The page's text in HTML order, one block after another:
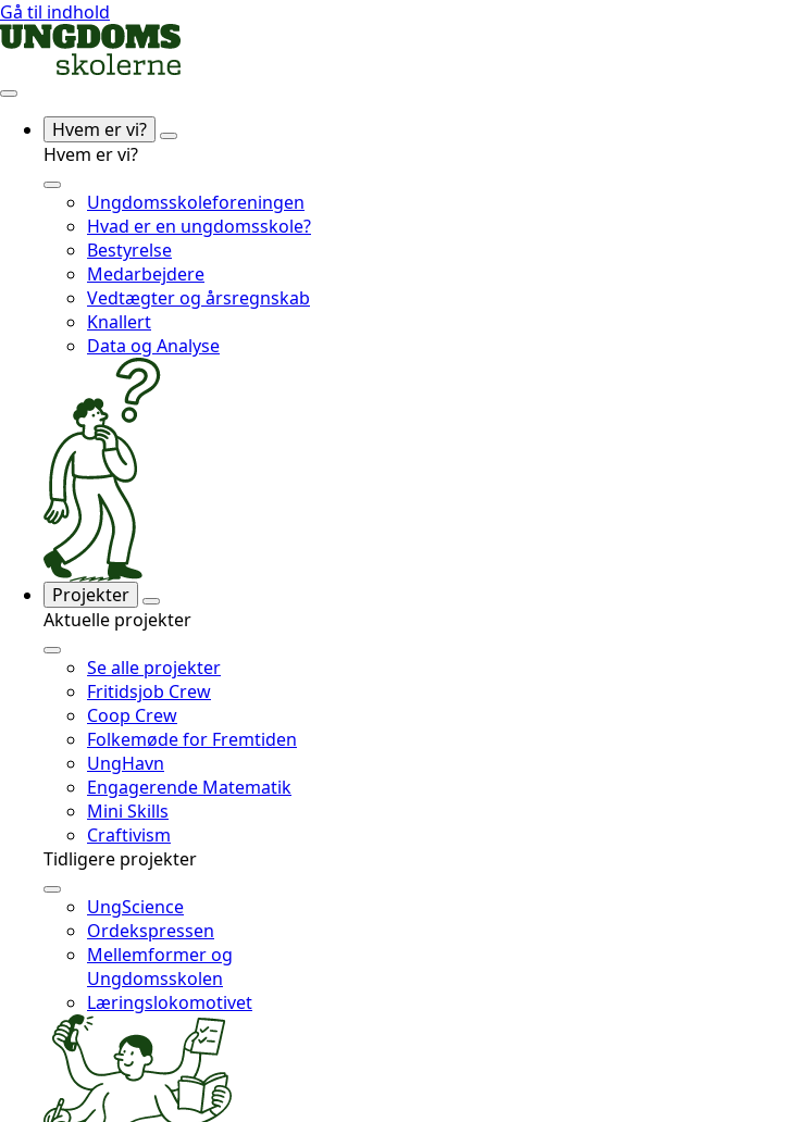
Gå til indhold
Hvem er vi?
Hvem er vi?
Ungdomsskoleforeningen
Hvad er en ungdomsskole?
Bestyrelse
Medarbejdere
Vedtægter og årsregnskab
Knallert
Data og Analyse
Projekter
Aktuelle projekter
Se alle projekter
Fritidsjob Crew
Coop Crew
Folkemøde for Fremtiden
UngHavn
Engagerende Matematik
Mini Skills
Craftivism
Tidligere projekter
UngScience
Ordekspressen
Mellemformer og
Ungdomsskolen
Læringslokomotivet